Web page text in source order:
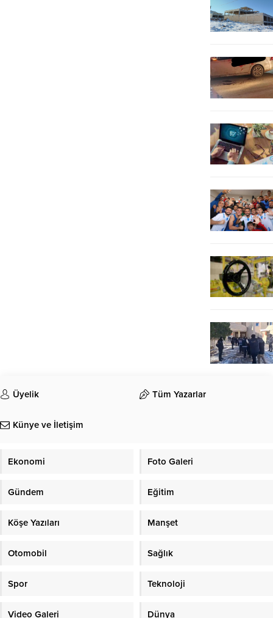
Üyelik Tüm Yazarlar
Künye ve İletişim
Ekonomi Foto Galeri
Gündem Eğitim
Köşe Yazıları Manşet
Otomobil Sağlık
Spor Teknoloji
Video Galeri Dünya